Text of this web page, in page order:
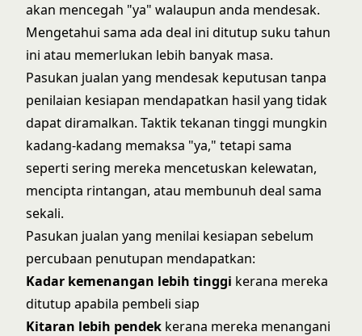
akan mencegah "ya" walaupun anda mendesak.
Mengetahui sama ada deal ini ditutup suku tahun
ini atau memerlukan lebih banyak masa.
Pasukan jualan yang mendesak keputusan tanpa
penilaian kesiapan mendapatkan hasil yang tidak
dapat diramalkan. Taktik tekanan tinggi mungkin
kadang-kadang memaksa "ya," tetapi sama
seperti sering mereka mencetuskan kelewatan,
mencipta rintangan, atau membunuh deal sama
sekali.
Pasukan jualan yang menilai kesiapan sebelum
percubaan penutupan mendapatkan:
Kadar kemenangan lebih tinggi kerana mereka
ditutup apabila pembeli siap
Kitaran lebih pendek kerana mereka menangani